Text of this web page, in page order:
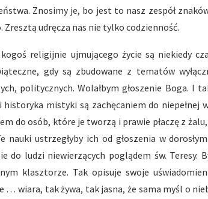
Znosimy je, bo jest to nasz zespół
Zresztą udręcza nas nie tylko codzienność.
religijnie ujmującego życie są niekiedy
gdy są zbudowane z tematów
politycznych. Wolałbym głoszenie Boga. I
mistyki są zachęcaniem do niepełnej
do osób, które je tworzą i prawie płaczę z
ustrzegłyby ich od głoszenia w
do ludzi niewierzących poglądem św. Teresy.
klasztorze. Tak opisuje swoje
… wiara, tak żywa, tak jasna, że sama myśl o